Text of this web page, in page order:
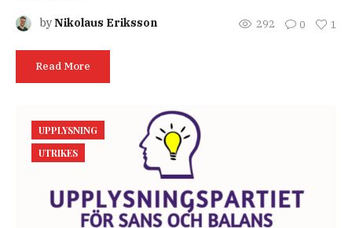
byNikolaus Eriksson 292 0 1
Read More
UPPLYSNING
UTRIKES